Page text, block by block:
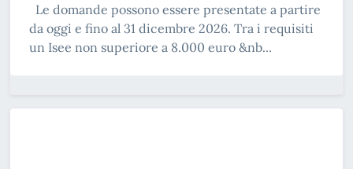
Le domande possono essere presentate a partire
da oggi e fino al 31 dicembre 2026. Tra i requisiti
un Isee non superiore a 8.000 euro &nb...